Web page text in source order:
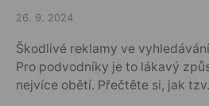
Posted on
26. 9. 2024
Škodlivé reklamy ve
Pro podvodníky je to lákavý
nejvíce obětí. Přečtěte si, jak